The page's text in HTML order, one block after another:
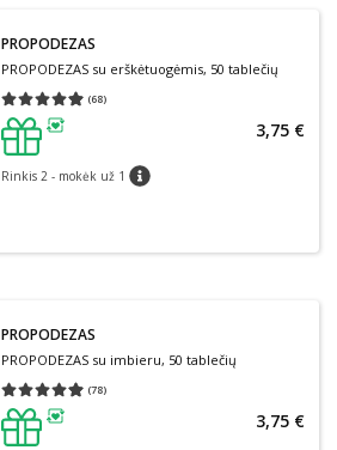
PROPODEZAS
PROPODEZAS su erškėtuogėmis, 50 tablečių
(68)
Vidutinis įvertinimas 4.94
patarimas
Rinkis 2 - mokėk už 1 patarimas
3,75 €
PROPODEZAS
PROPODEZAS su imbieru, 50 tablečių
(78)
Vidutinis įvertinimas 4.96
patarimas
3,75 €